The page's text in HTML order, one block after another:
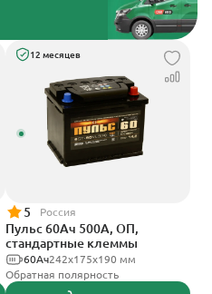
12 месяцев
5 Россия
Пульс 60Ач 500А, ОП,
стандартные клеммы
242x175x190 мм
60Ач
Обратная полярность